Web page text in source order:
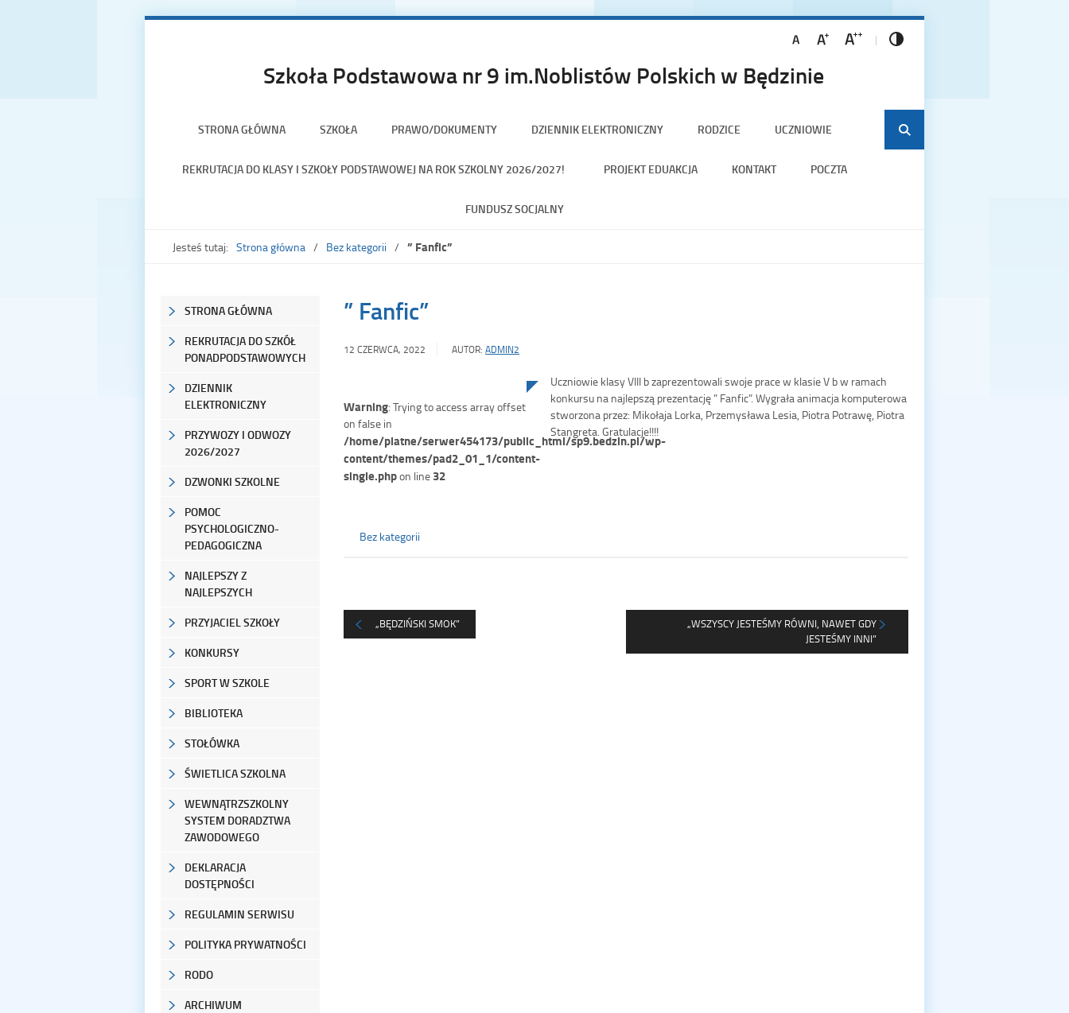
Szkoła Podstawowa nr 9 im.Noblistów Polskich w Będzinie
STRONA GŁÓWNA SZKOŁA PRAWO/DOKUMENTY DZIENNIK ELEKTRONICZNY RODZICE UCZNIOWIE
REKRUTACJA DO KLASY I SZKOŁY PODSTAWOWEJ NA ROK SZKOLNY 2026/2027! PROJEKT EDUAKCJA KONTAKT POCZTA
FUNDUSZ SOCJALNY
Jesteś tutaj: Strona główna Bez kategorii ” Fanfic”
STRONA GŁÓWNA
REKRUTACJA DO SZKÓŁ
PONADPODSTAWOWYCH
DZIENNIK
ELEKTRONICZNY
PRZYWOZY I ODWOZY
2026/2027
DZWONKI SZKOLNE
POMOC
PSYCHOLOGICZNO-
PEDAGOGICZNA
NAJLEPSZY Z
NAJLEPSZYCH
PRZYJACIEL SZKOŁY
KONKURSY
SPORT W SZKOLE
BIBLIOTEKA
STOŁÓWKA
ŚWIETLICA SZKOLNA
WEWNĄTRZSZKOLNY
SYSTEM DORADZTWA
ZAWODOWEGO
DEKLARACJA
DOSTĘPNOŚCI
REGULAMIN SERWISU
POLITYKA PRYWATNOŚCI
RODO
ARCHIWUM
” Fanfic”
12 CZERWCA, 2022 AUTOR: ADMIN2
Warning: Trying to access array offset
on false in
/home/platne/serwer454173/public_html/sp9.bedzin.pl/wp-
content/themes/pad2_01_1/content-
single.phpon line 32
Uczniowie klasy VIII b zaprezentowali swoje prace w klasie V b w ramach
konkursu na najlepszą prezentację ” Fanfic”. Wygrała animacja komputerowa
stworzona przez: Mikołaja Lorka, Przemysława Lesia, Piotra Potrawę, Piotra
Stangreta. Gratulacje!!!!
Bez kategorii
„BĘDZIŃSKI SMOK”
„WSZYSCY JESTEŚMY RÓWNI, NAWET GDY
JESTEŚMY INNI”